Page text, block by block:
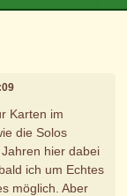
Karten im
die Solos
hier dabei
ich um Echtes
möglich. Aber